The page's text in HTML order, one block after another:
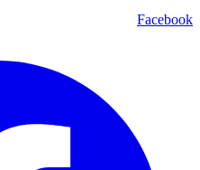
Facebook